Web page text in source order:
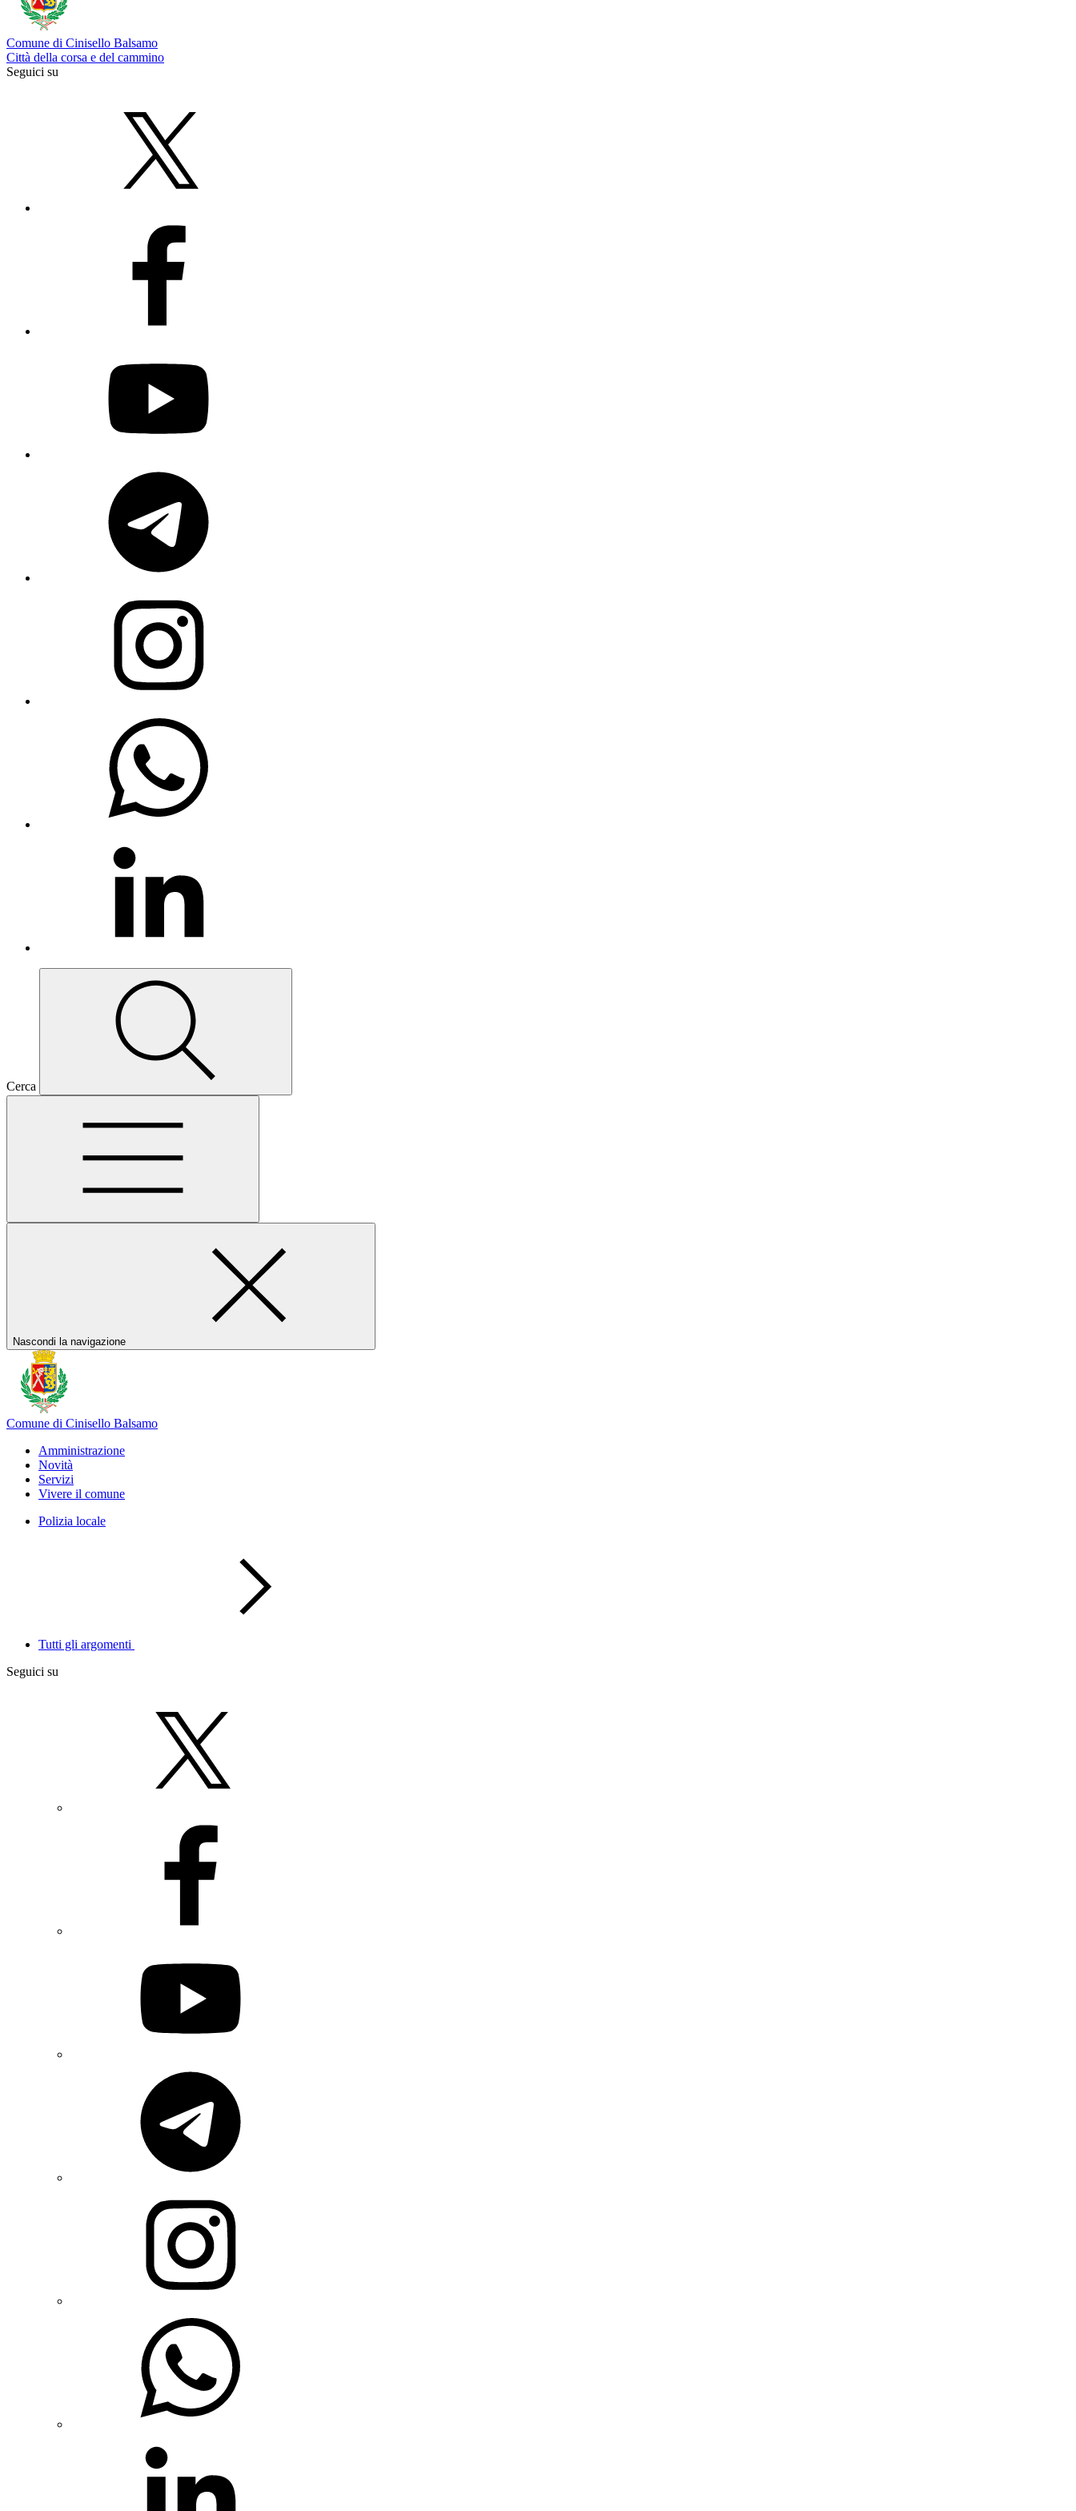
Comune di Cinisello Balsamo
Città della corsa e del cammino
Seguici su
Cerca
Nascondi la navigazione
Comune di Cinisello Balsamo
Amministrazione
Novità
Servizi
Vivere il comune
Polizia locale
Tutti gli argomenti
Seguici su